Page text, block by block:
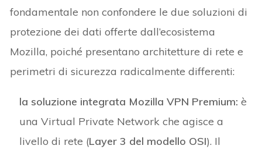
fondamentale non confondere le due soluzioni di
protezione dei dati offerte dall’ecosistema
Mozilla, poiché presentano architetture di rete e
perimetri di sicurezza radicalmente differenti:
la soluzione integrata Mozilla VPN Premium: è
una Virtual Private Network che agisce a
livello di rete (Layer 3 del modello OSI). Il